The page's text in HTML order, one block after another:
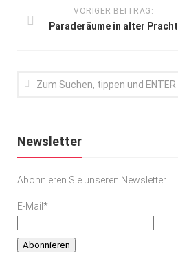
VORIGER BEITRAG:
Paraderäume in alter Pracht
Newsletter
Abonnieren Sie unseren Newsletter
E-Mail*